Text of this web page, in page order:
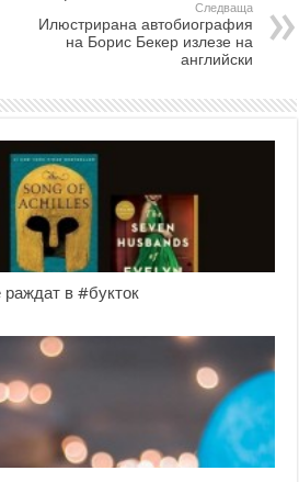
Следваща
Илюстрирана автобиография
на Борис Бекер излезе на
английски
раждат в #букток